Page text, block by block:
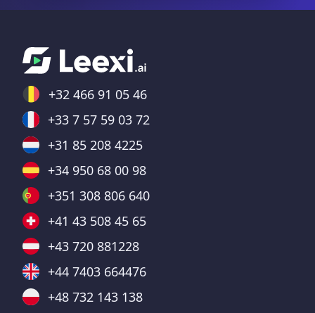
+32 466 91 05 46
+33 7 57 59 03 72
+31 85 208 4225
+34 950 68 00 98
+351 308 806 640
+41 43 508 45 65
+43 720 881228
+44 7403 664476
+48 732 143 138